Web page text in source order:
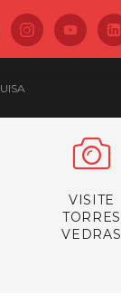
VISITE
TORRES
VEDRAS